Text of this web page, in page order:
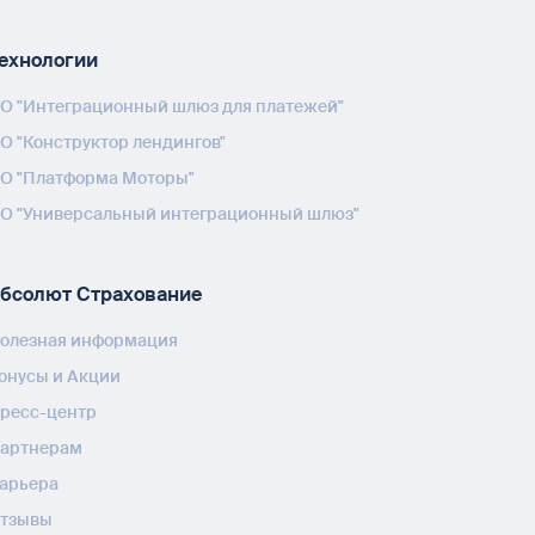
"Интеграционный шлюз для платежей"
"Конструктор лендингов"
"Платформа Моторы"
"Универсальный интеграционный шлюз"
Страхование
информация
и Акции
центр